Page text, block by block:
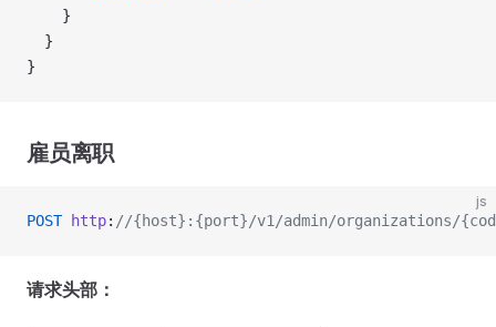
    }
  }
}
雇员离职
js
POST http: //{host}:{port}/v1/admin/organizations/
请求头部：